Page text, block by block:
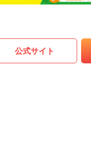
公式サイト